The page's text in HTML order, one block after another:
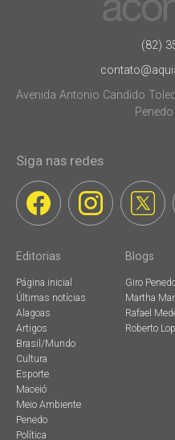
(82)
Avenida Antonio Candido
Siga nas redes
Editorias
Página inicial
Últimas notícias
Alagoas
Artigos
Brasil/Mundo
Cultura
Esporte
Maceió
Meio Ambiente
Penedo
Política
Blogs
Giro
Martha
Rafael
Roberto